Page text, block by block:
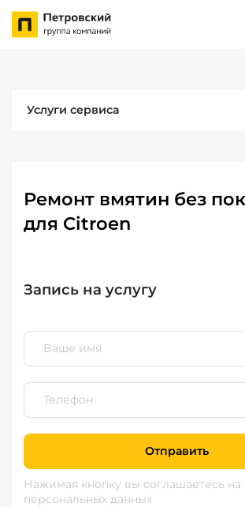
Услуги сервиса
Ремонт вмятин без
для Citroen
Запись на услугу
Отправить
Нажимая кнопку вы соглашаетесь на
персональных данных